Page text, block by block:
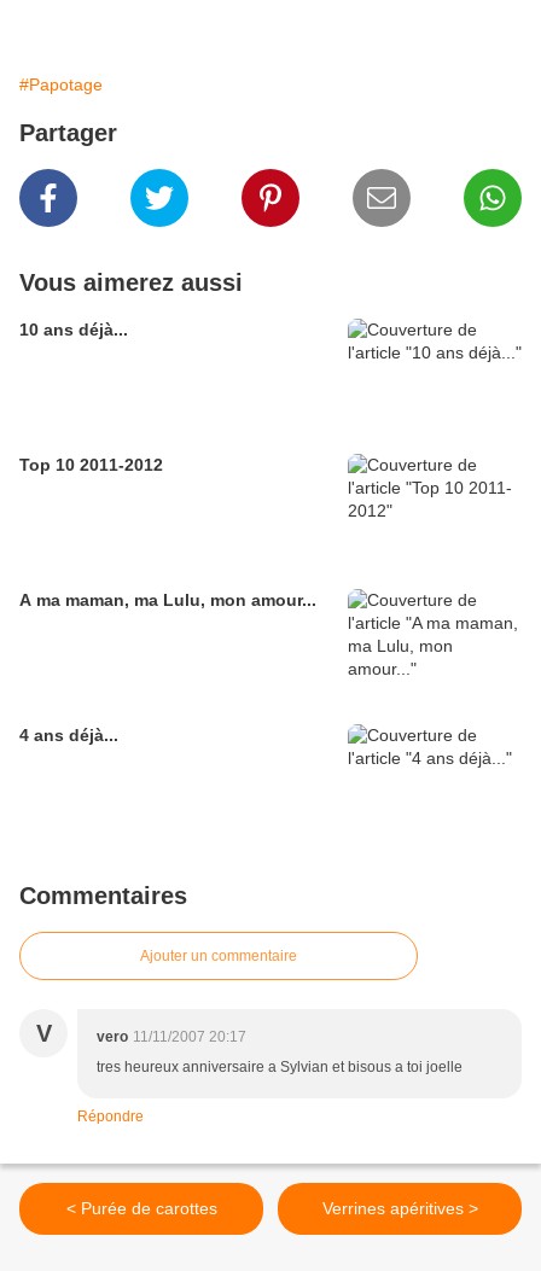
#Papotage
Partager
Vous aimerez aussi
10 ans déjà...
Top 10 2011-2012
A ma maman, ma Lulu, mon amour...
4 ans déjà...
Commentaires
Ajouter un commentaire
V vero 11/11/2007 20:17
tres heureux anniversaire a Sylvian et bisous a toi joelle
Répondre
< Purée de carottes Verrines apéritives >